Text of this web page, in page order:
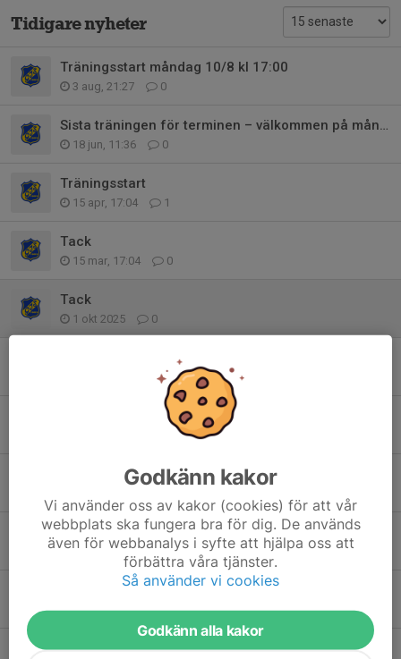
Tidigare nyheter
Träningsstart måndag 10/8 kl 17:00
3 aug, 21:27 0
Sista träningen för terminen – välkommen på måndag!
18 jun, 11:36 0
Träningsstart
15 apr, 17:04 1
Tack
15 mar, 17:04 0
Tack
1 okt 2025 0
Träningen på söndag
0
Westbo United event
2-kronans Match
Sommaruppehåll
17 jun 2025 0
Medlemsavgift
19 maj 2025 0
Inställd träning idag
Godkänn kakor
Vi använder oss av kakor (cookies) för att vår
webbplats ska fungera bra för dig. De används
även för webbanalys i syfte att hjälpa oss att
förbättra våra tjänster.
Så använder vi cookies
Godkänn alla kakor